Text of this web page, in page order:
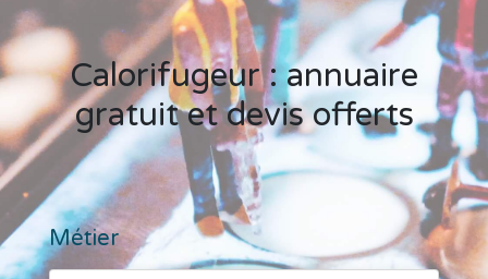
Calorifugeur : annuaire
gratuit et devis offerts
Métier Calorifugeur